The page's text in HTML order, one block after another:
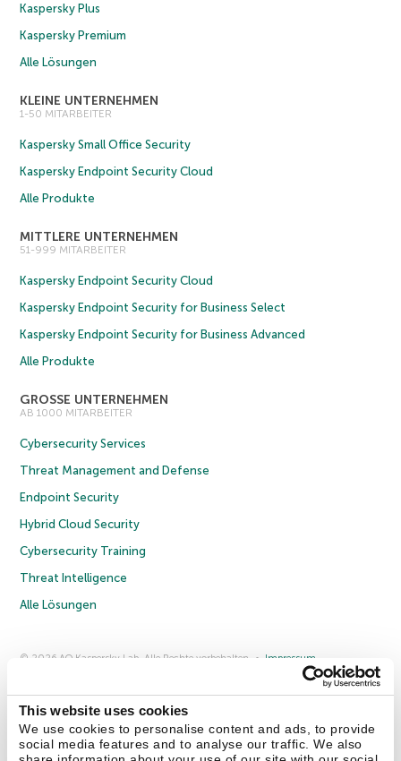
This website uses cookies
We use cookies to personalise content and ads, to provide
social media features and to analyse our traffic. We also
Kaspersky Plus
Kaspersky Premium
Alle Lösungen
KLEINE UNTERNEHMEN
1-50 MITARBEITER
Kaspersky Small Office Security
Kaspersky Endpoint Security Cloud
Alle Produkte
MITTLERE UNTERNEHMEN
51-999 MITARBEITER
Kaspersky Endpoint Security Cloud
Kaspersky Endpoint Security for Business Select
Kaspersky Endpoint Security for Business Advanced
Alle Produkte
GROSSE UNTERNEHMEN
AB 1000 MITARBEITER
Cybersecurity Services
Threat Management and Defense
Endpoint Security
Hybrid Cloud Security
Cybersecurity Training
Threat Intelligence
Alle Lösungen
© 2026 AO Kaspersky Lab. Alle Rechte vorbehalten.
Impressum
Lizenzvereinbarung B2B
Anmeldung zum Newsletter für B2B-Vertriebspartner
Kontakt Über uns Partner Blog
Weitere Informationen